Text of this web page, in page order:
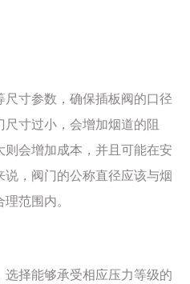
寸参数，确保插板阀的口径
寸过小，会增加烟道的阻
会增加成本，并且可能在安
，阀门的公称直径应该与烟
范围内。
择能够承受相应压力等级的